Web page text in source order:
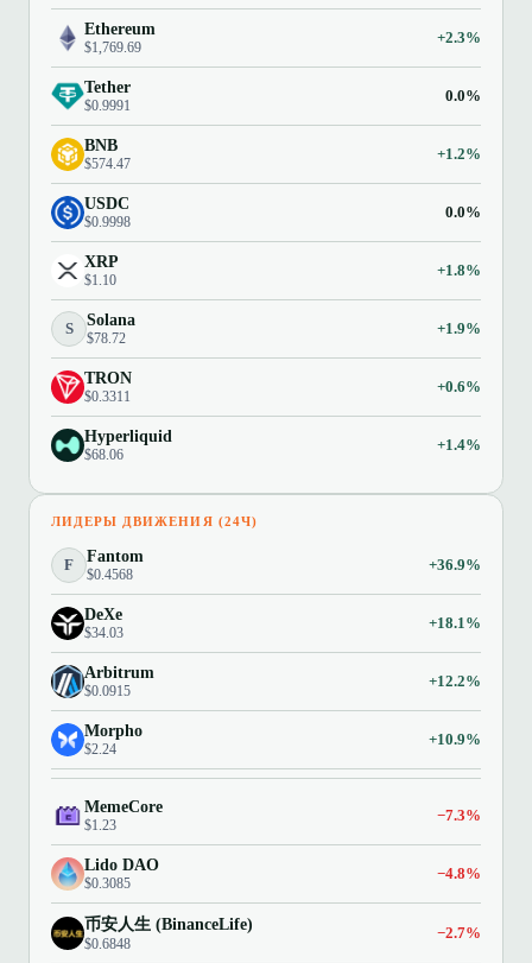
Ethereum
$1,769.69
+2.3%
Tether
$0.9991
0.0%
BNB
$574.47
+1.2%
USDC
$0.9998
0.0%
XRP
$1.10
+1.8%
S Solana
$78.72
+1.9%
TRON
$0.3311
+0.6%
Hyperliquid
$68.06
+1.4%
ЛИДЕРЫ ДВИЖЕНИЯ (24Ч)
F Fantom
$0.4568
+36.9%
DeXe
$34.03
+18.1%
Arbitrum
$0.0915
+12.2%
Morpho
$2.24
+10.9%
MemeCore
$1.23
−7.3%
Lido DAO
$0.3085
−4.8%
币安人生 (BinanceLife)
$0.6848
−2.7%